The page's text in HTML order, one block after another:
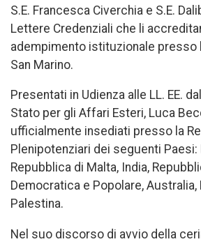
S.E. Francesca Civerchia e S.E.
Lettere Credenziali che li
adempimento istituzionale presso
San Marino.
Presentati in Udienza alle LL. EE.
Stato per gli Affari Esteri, Luca
ufficialmente insediati presso la
Plenipotenziari dei seguenti
Repubblica di Malta, India,
Democratica e Popolare, Australia,
Palestina.
Nel suo discorso di avvio della